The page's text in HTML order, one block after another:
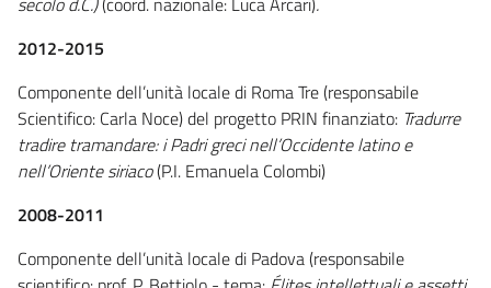
2012-2015
Componente dell’unità locale di Roma Tre (responsabile
Scientifico: Carla Noce) del progetto PRIN finanziato: Tradurre
tradire tramandare: i Padri greci nell’Occidente latino e
nell’Oriente siriaco(P.I. Emanuela Colombi)
2008-2011
Componente dell’unità locale di Padova (responsabile